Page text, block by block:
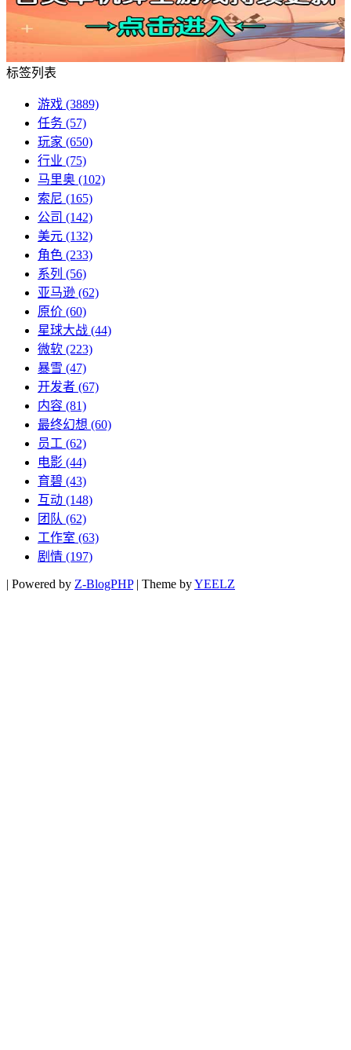
标签列表
游戏 (3889)
任务 (57)
玩家 (650)
行业 (75)
马里奥 (102)
索尼 (165)
公司 (142)
美元 (132)
角色 (233)
系列 (56)
亚马逊 (62)
原价 (60)
星球大战 (44)
微软 (223)
暴雪 (47)
开发者 (67)
内容 (81)
最终幻想 (60)
员工 (62)
电影 (44)
育碧 (43)
互动 (148)
团队 (62)
工作室 (63)
剧情 (197)
| Powered by Z-BlogPHP | Theme byYEELZ